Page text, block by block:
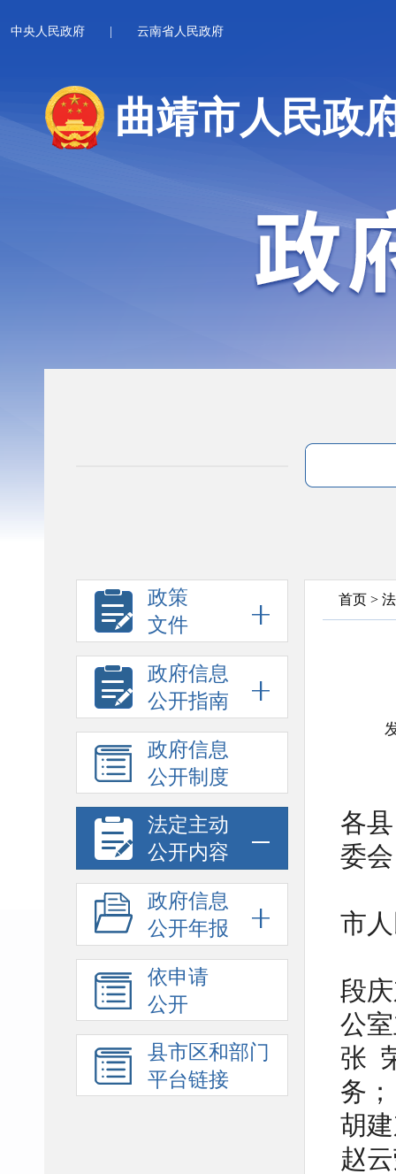
中央人民政府 云南省人民政府
曲靖市人民政
政策
文件
政府信息
公开指南
政府信息
公开制度
法定主动
公开内容
政府信息
公开年报
依申请
公开
县市区和部门
平台链接
首页 >
各
委
市
段
公
张
务；
胡
赵